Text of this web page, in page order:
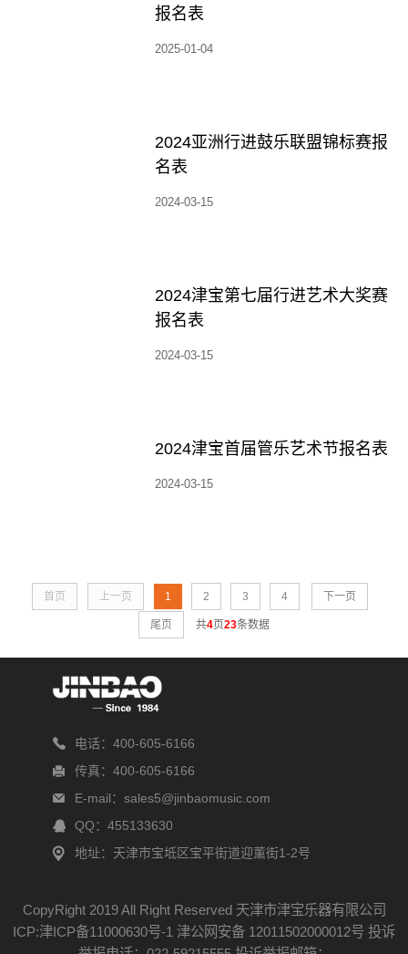
报名表
2025-01-04
2024亚洲行进鼓乐联盟锦标赛报
名表
2024-03-15
2024津宝第七届行进艺术大奖赛
报名表
2024-03-15
2024津宝首届管乐艺术节报名表
2024-03-15
首页 上一页 1 2 3 4 下一页
尾页 共4页23条数据
电话：400-605-6166
传真：400-605-6166
E-mail：sales5@jinbaomusic.com
QQ：455133630
地址：天津市宝坻区宝平街道迎薰街1-2号
CopyRight 2019 All Right Reserved 天津市津宝乐器有限公司
ICP:津ICP备11000630号-1 津公网安备 12011502000012号 投诉